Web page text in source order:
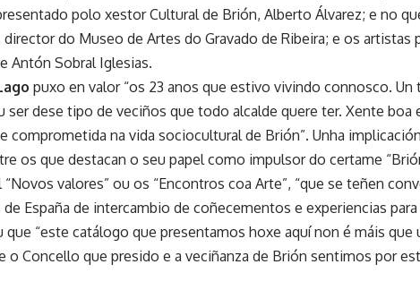
polo xestor Cultural de Brión, Alberto Álvarez; e no
director do Museo de Artes do Gravado de Ribeira; e os artistas
Antón Sobral Iglesias.
puxo en valor “os 23 anos que estivo vivindo connosco. Un
ser dese tipo de veciños que todo alcalde quere ter. Xente boa
comprometida na vida sociocultural de Brión”. Unha
os que destacan o seu papel como impulsor do certame
valores” ou os “Encontros coa Arte”, “que se teñen
España de intercambio de coñecementos e experiencias para
que “este catálogo que presentamos hoxe aquí non é máis que
o Concello que presido e a veciñanza de Brión sentimos por